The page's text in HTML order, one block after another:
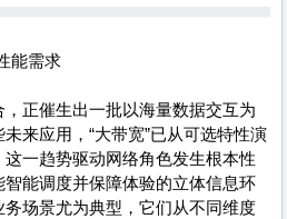
能需求
正催生出一批以海量数据交互为
来应用，“大带宽”已从可选特性演
一趋势驱动网络角色发生根本性
能调度并保障体验的立体信息环
场景尤为典型，它们从不同维度